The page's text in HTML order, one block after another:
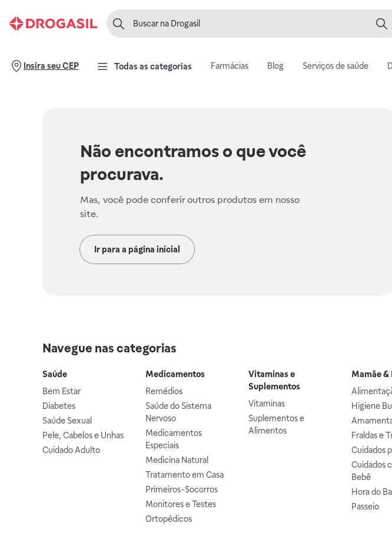
Insira seu CEP Todas as categorias Farmácias Blog Serviços de saúde
Não encontramos o que você
procurava.
Mas, você pode conferir outros produtos em nosso
site.
Ir para a página inicial
Navegue nas categorias
Saúde
Bem Estar
Diabetes
Saúde Sexual
Pele, Cabelos e Unhas
Cuidado Adulto
Medicamentos
Remédios
Saúde do Sistema
Nervoso
Medicamentos
Especiais
Medicina Natural
Tratamento em Casa
Primeiros-Socorros
Monitores e Testes
Ortopédicos
Vitaminas e
Suplementos
Vitaminas
Suplementos e
Alimentos
Mamãe &
Higiene
Fraldas e
Cuidados
Cuidados
Bebê
Hora do
Passeio